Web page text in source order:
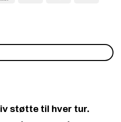
støtte til hver tur.